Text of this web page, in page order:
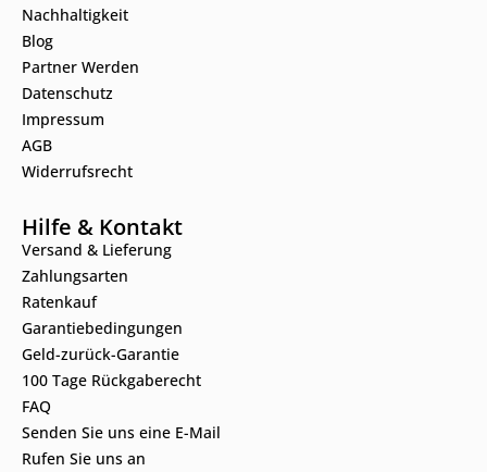
Nachhaltigkeit
Blog
Partner Werden
Datenschutz
Impressum
AGB
Widerrufsrecht
Hilfe & Kontakt
Versand & Lieferung
Zahlungsarten
Ratenkauf
Garantiebedingungen
Geld-zurück-Garantie
100 Tage Rückgaberecht
FAQ
Senden Sie uns eine E-Mail
Rufen Sie uns an